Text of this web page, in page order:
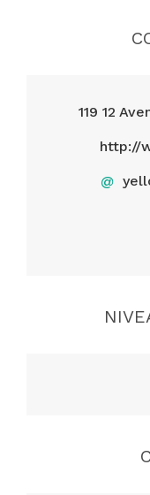
119 12
http://
@